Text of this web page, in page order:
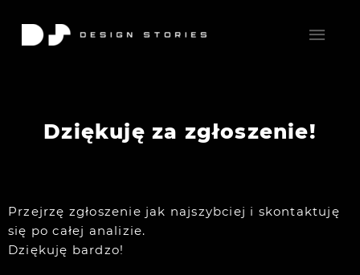
Dziękuję za zgłoszenie!
Przejrzę zgłoszenie jak najszybciej i skontaktuję
się po całej analizie.
Dziękuję bardzo!